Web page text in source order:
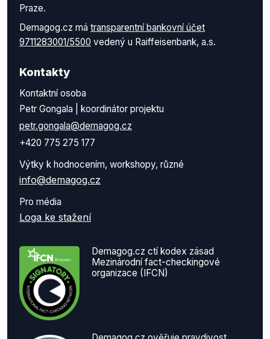
Praze.
Demagog.cz má transparentní bankovní účet
9711283001/5500 vedený u Raiffeisenbank, a.s.
Kontakty
Kontaktní osoba
Petr Gongala | koordinátor projektu
petr.gongala@demagog.cz
+420 775 275 177
Výtky k hodnocením, workshopy, různé
info@demagog.cz
Pro média
Loga ke stažení
Demagog.cz ctí kodex zásad
Mezinárodní fact-checkingové
organizace (IFCN)